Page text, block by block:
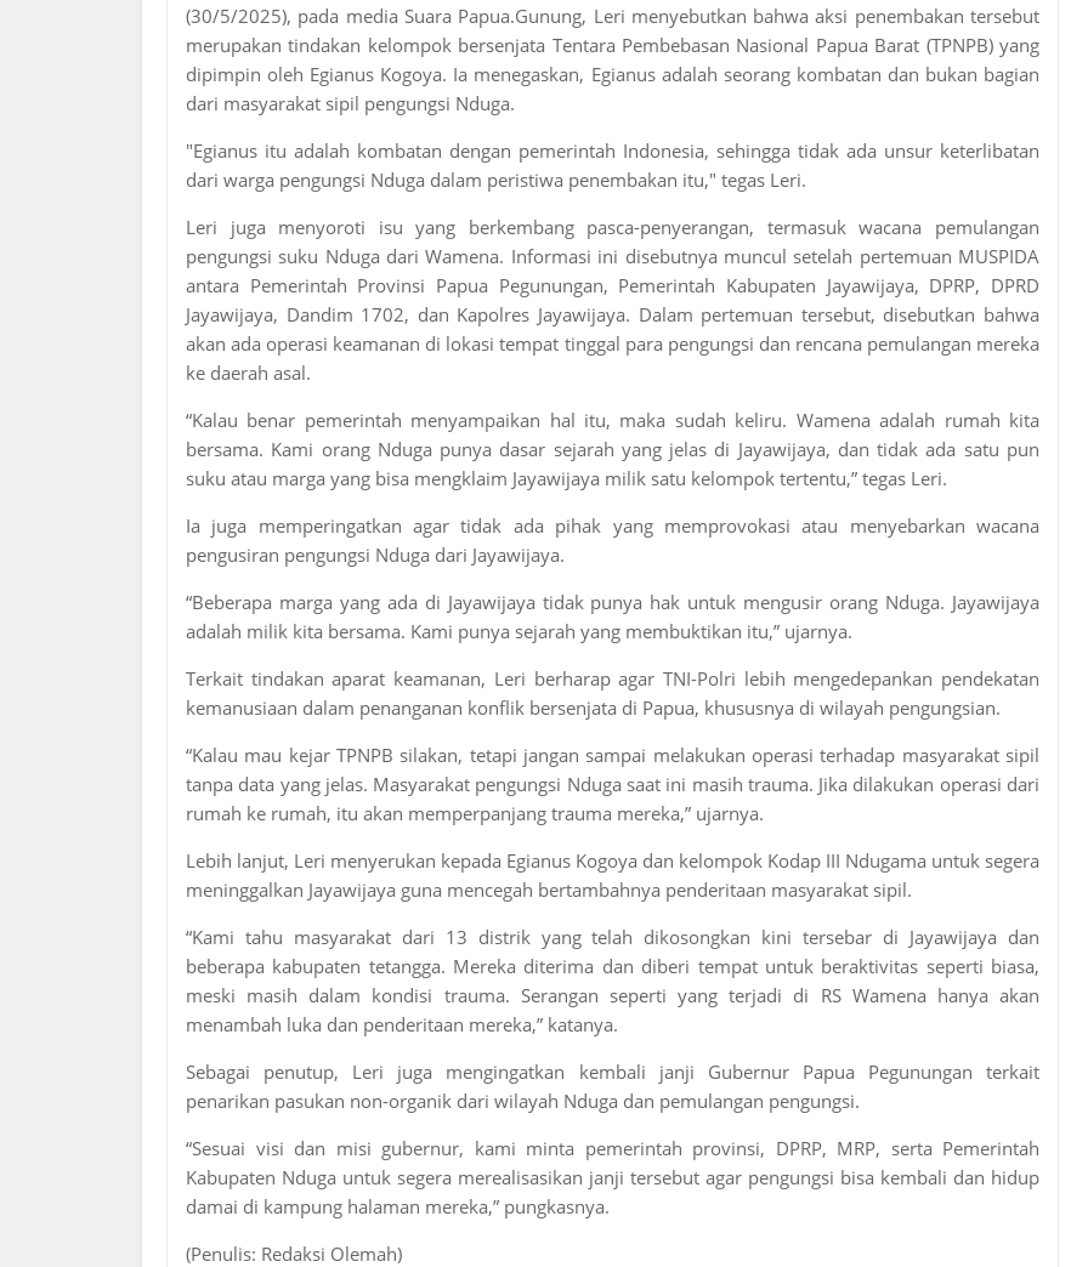
(30/5/2025), pada media Suara Papua.Gunung, Leri menyebutkan bahwa aksi penembakan tersebut
merupakan tindakan kelompok bersenjata Tentara Pembebasan Nasional Papua Barat (TPNPB) yang
dipimpin oleh Egianus Kogoya. Ia menegaskan, Egianus adalah seorang kombatan dan bukan bagian
dari masyarakat sipil pengungsi Nduga.
"Egianus itu adalah kombatan dengan pemerintah Indonesia, sehingga tidak ada unsur keterlibatan
dari warga pengungsi Nduga dalam peristiwa penembakan itu," tegas Leri.
Leri juga menyoroti isu yang berkembang pasca-penyerangan, termasuk wacana pemulangan
pengungsi suku Nduga dari Wamena. Informasi ini disebutnya muncul setelah pertemuan MUSPIDA
antara Pemerintah Provinsi Papua Pegunungan, Pemerintah Kabupaten Jayawijaya, DPRP, DPRD
Jayawijaya, Dandim 1702, dan Kapolres Jayawijaya. Dalam pertemuan tersebut, disebutkan bahwa
akan ada operasi keamanan di lokasi tempat tinggal para pengungsi dan rencana pemulangan mereka
ke daerah asal.
“Kalau benar pemerintah menyampaikan hal itu, maka sudah keliru. Wamena adalah rumah kita
bersama. Kami orang Nduga punya dasar sejarah yang jelas di Jayawijaya, dan tidak ada satu pun
suku atau marga yang bisa mengklaim Jayawijaya milik satu kelompok tertentu,” tegas Leri.
Ia juga memperingatkan agar tidak ada pihak yang memprovokasi atau menyebarkan wacana
pengusiran pengungsi Nduga dari Jayawijaya.
“Beberapa marga yang ada di Jayawijaya tidak punya hak untuk mengusir orang Nduga. Jayawijaya
adalah milik kita bersama. Kami punya sejarah yang membuktikan itu,” ujarnya.
Terkait tindakan aparat keamanan, Leri berharap agar TNI-Polri lebih mengedepankan pendekatan
kemanusiaan dalam penanganan konflik bersenjata di Papua, khususnya di wilayah pengungsian.
“Kalau mau kejar TPNPB silakan, tetapi jangan sampai melakukan operasi terhadap masyarakat sipil
tanpa data yang jelas. Masyarakat pengungsi Nduga saat ini masih trauma. Jika dilakukan operasi dari
rumah ke rumah, itu akan memperpanjang trauma mereka,” ujarnya.
Lebih lanjut, Leri menyerukan kepada Egianus Kogoya dan kelompok Kodap III Ndugama untuk segera
meninggalkan Jayawijaya guna mencegah bertambahnya penderitaan masyarakat sipil.
“Kami tahu masyarakat dari 13 distrik yang telah dikosongkan kini tersebar di Jayawijaya dan
beberapa kabupaten tetangga. Mereka diterima dan diberi tempat untuk beraktivitas seperti biasa,
meski masih dalam kondisi trauma. Serangan seperti yang terjadi di RS Wamena hanya akan
menambah luka dan penderitaan mereka,” katanya.
Sebagai penutup, Leri juga mengingatkan kembali janji Gubernur Papua Pegunungan terkait
penarikan pasukan non-organik dari wilayah Nduga dan pemulangan pengungsi.
“Sesuai visi dan misi gubernur, kami minta pemerintah provinsi, DPRP, MRP, serta Pemerintah
Kabupaten Nduga untuk segera merealisasikan janji tersebut agar pengungsi bisa kembali dan hidup
damai di kampung halaman mereka,” pungkasnya.
(Penulis: Redaksi Olemah)